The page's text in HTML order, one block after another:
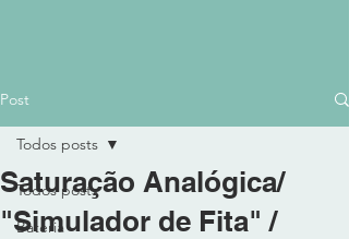
Post
Todos posts
Bateria
Todos posts
Saturação Analógica/
"Simulador de Fita" /